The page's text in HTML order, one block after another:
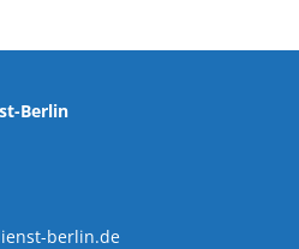
Berlin
berlin.de